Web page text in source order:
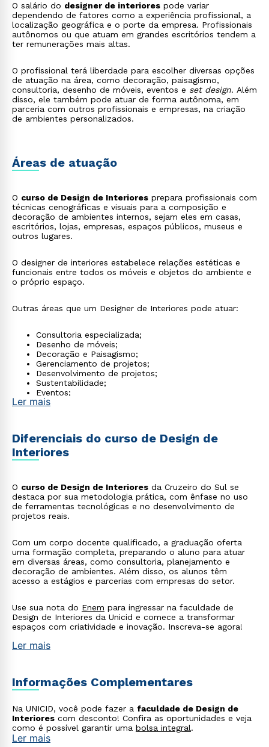
O salário do designer de interiores pode variar
dependendo de fatores como a experiência profissional, a
localização geográfica e o porte da empresa. Profissionais
autônomos ou que atuam em grandes escritórios tendem a
ter remunerações mais altas.
O profissional terá liberdade para escolher diversas opções
de atuação na área, como decoração, paisagismo,
consultoria, desenho de móveis, eventos e set design. Além
disso, ele também pode atuar de forma autônoma, em
parceria com outros profissionais e empresas, na criação
de ambientes personalizados.
Áreas de atuação
O curso de Design de Interiores prepara profissionais com
técnicas cenográficas e visuais para a composição e
decoração de ambientes internos, sejam eles em casas,
escritórios, lojas, empresas, espaços públicos, museus e
outros lugares.
O designer de interiores estabelece relações estéticas e
funcionais entre todos os móveis e objetos do ambiente e
o próprio espaço.
Outras áreas que um Designer de Interiores pode atuar:
Consultoria especializada;
Desenho de móveis;
Decoração e Paisagismo;
Gerenciamento de projetos;
Desenvolvimento de projetos;
Sustentabilidade;
Eventos;
Set Design.
Ler mais
Diferenciais do curso de Design de
Interiores
O curso de Design de Interiores da Cruzeiro do Sul se
destaca por sua metodologia prática, com ênfase no uso
de ferramentas tecnológicas e no desenvolvimento de
projetos reais.
Com um corpo docente qualificado, a graduação oferta
uma formação completa, preparando o aluno para atuar
em diversas áreas, como consultoria, planejamento e
decoração de ambientes. Além disso, os alunos têm
acesso a estágios e parcerias com empresas do setor.
Use sua nota do Enem para ingressar na faculdade de
Design de Interiores da Unicid e comece a transformar
espaços com criatividade e inovação. Inscreva-se agora!
Ler mais
Informações Complementares
Na UNICID, você pode fazer a faculdade de Design de
Interiores com desconto! Confira as oportunidades e veja
como é possível garantir uma bolsa integral.
Ler mais
Rápido e fácil
WhatsApp
Estou de acordo com aPolítica de Privacidade.e
autorizo que meus dados sejam utilizados para o
envio de conteúdos da Cruzeiro do Sul.